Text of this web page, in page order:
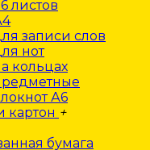
листов
записи слов
нот
кольцах
А6
картон +
бумага